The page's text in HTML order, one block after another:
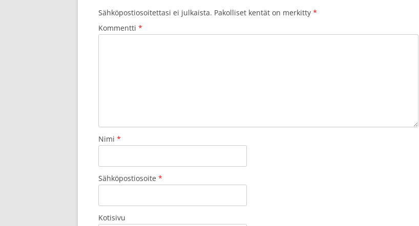
Sähköpostiosoitettasi ei julkaista. Pakolliset kentät on merkitty *
Kommentti *
Nimi *
Sähköpostiosoite *
Kotisivu